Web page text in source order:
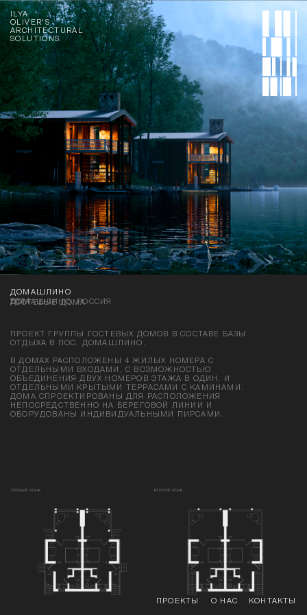
ILYA
OLIVER'S
ARCHITECTURAL
SOLUTIONS
ПРОЕКТЫ О НАС КОНТАКТЫ
ДОМАШЛИНО
ГОСТЕВЫЕ ДОМА
ДОМАШЛИНО, РОССИЯ
2014
ПРОЕКТ ГРУППЫ ГОСТЕВЫХ ДОМОВ В СОСТАВЕ БАЗЫ
ОТДЫХА В ПОС. ДОМАШЛИНО.
В ДОМАХ РАСПОЛОЖЕНЫ 4 ЖИЛЫХ НОМЕРА С
ОТДЕЛЬНЫМИ ВХОДАМИ, С ВОЗМОЖНОСТЬЮ
ОБЪЕДИНЕНИЯ ДВУХ НОМЕРОВ ЭТАЖА В ОДИН, И
ОТДЕЛЬНЫМИ КРЫТЫМИ ТЕРРАСАМИ С КАМИНАМИ.
ДОМА СПРОЕКТИРОВАНЫ ДЛЯ РАСПОЛОЖЕНИЯ
НЕПОСРЕДСТВЕННО НА БЕРЕГОВОЙ ЛИНИИ И
ОБОРУДОВАНЫ ИНДИВИДУАЛЬНЫМИ ПИРСАМИ.